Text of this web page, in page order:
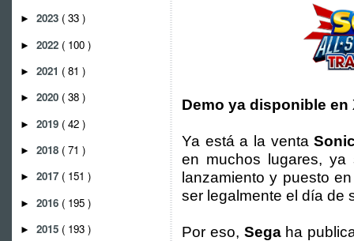
► 2023 ( 33 )
► 2022 ( 100 )
► 2021 ( 81 )
► 2020 ( 38 )
► 2019 ( 42 )
► 2018 ( 71 )
► 2017 ( 151 )
► 2016 ( 195 )
► 2015 ( 193 )
Demo ya disponible en
Ya está a la venta
en muchos lugares,
lanzamiento y puesto
ser legalmente el día de
Por eso, Segaha